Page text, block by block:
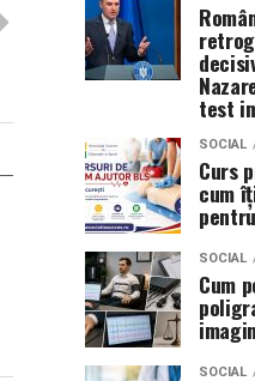
test
SOCIAL
Curs
cum
SOCIAL
Cum
SOCIAL